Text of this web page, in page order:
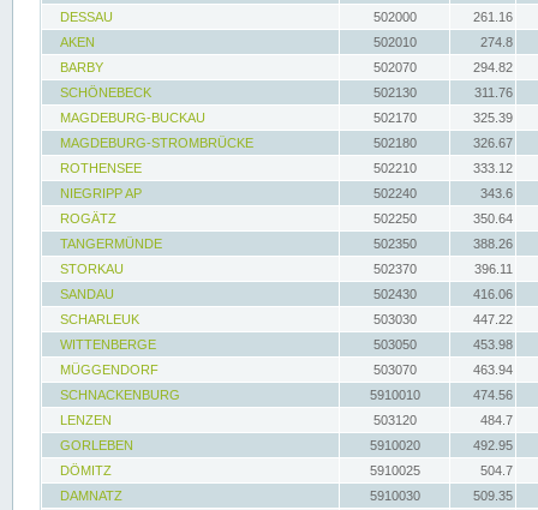
DESSAU
502000
261.16
AKEN
502010
274.8
BARBY
502070
294.82
SCHÖNEBECK
502130
311.76
MAGDEBURG-BUCKAU
502170
325.39
MAGDEBURG-STROMBRÜCKE
502180
326.67
ROTHENSEE
502210
333.12
NIEGRIPP AP
502240
343.6
ROGÄTZ
502250
350.64
TANGERMÜNDE
502350
388.26
STORKAU
502370
396.11
SANDAU
502430
416.06
SCHARLEUK
503030
447.22
WITTENBERGE
503050
453.98
MÜGGENDORF
503070
463.94
SCHNACKENBURG
5910010
474.56
LENZEN
503120
484.7
GORLEBEN
5910020
492.95
DÖMITZ
5910025
504.7
DAMNATZ
5910030
509.35